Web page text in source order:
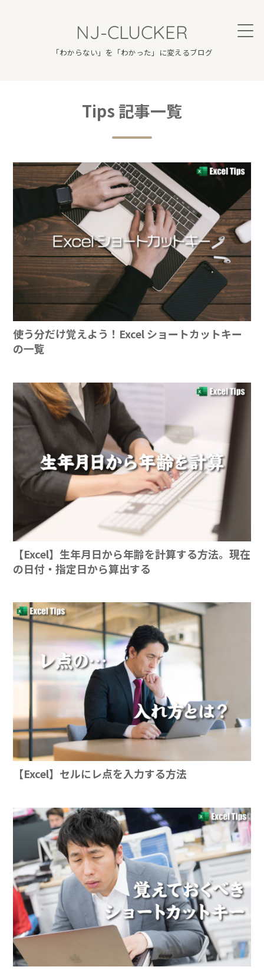
NJ-CLUCKER
「わからない」を「わかった」に変えるブログ
Tips 記事一覧
使う分だけ覚えよう！Excel ショートカットキー
の一覧
【Excel】生年月日から年齢を計算する方法。現在
の日付・指定日から算出する
【Excel】セルにレ点を入力する方法